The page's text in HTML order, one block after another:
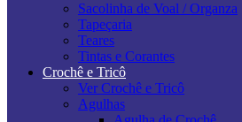
Sacolinha de Voal / Organza
Tapeçaria
Teares
Tintas e Corantes
Crochê e Tricô
Ver Crochê e Tricô
Agulhas